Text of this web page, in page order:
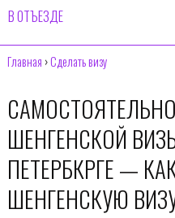
В ОТЪЕЗДЕ
Главная ›Сделать визу
ШЕНГЕНСКОЙ
ПЕТЕРБКРГЕ —
ШЕНГЕНСКУЮ